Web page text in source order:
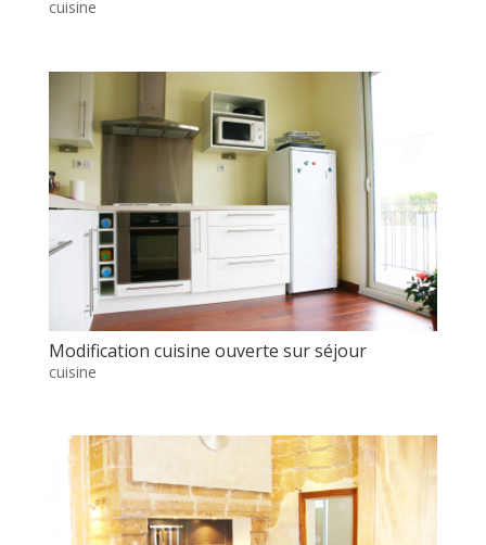
cuisine
Modification cuisine ouverte sur séjour
cuisine